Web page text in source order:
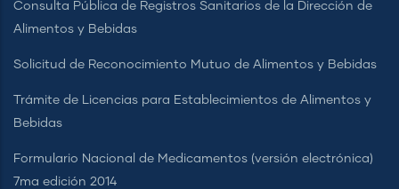
Consulta Pública de Registros Sanitarios de la Dirección de
Alimentos y Bebidas
Solicitud de Reconocimiento Mutuo de Alimentos y Bebidas
Trámite de Licencias para Establecimientos de Alimentos y
Bebidas
Formulario Nacional de Medicamentos (versión electrónica)
7ma edición 2014